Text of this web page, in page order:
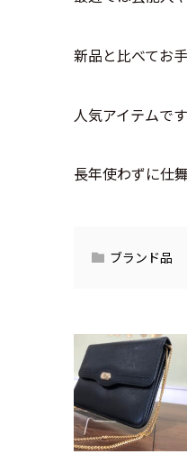
新品と比べてお
人気アイテムで
長年使わずに仕
ブランド品